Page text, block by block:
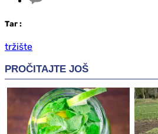
Таг :
tržište